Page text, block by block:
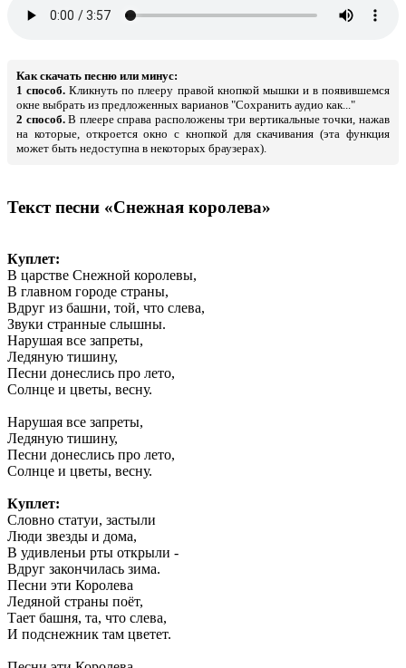
Как скачать песню или минус:
1 способ. Кликнуть по плееру правой кнопкой мышки и в появившемся
окне выбрать из предложенных варианов "Сохранить аудио как..."
2 способ.В плеере справа расположены три вертикальные точки, нажав
на которые, откроется окно с кнопкой для скачивания (эта функция
может быть недоступна в некоторых браузерах).
Текст песни «Снежная королева»
Куплет:
В царстве Снежной королевы,
В главном городе страны,
Вдруг из башни, той, что слева,
Звуки странные слышны.
Нарушая все запреты,
Ледяную тишину,
Песни донеслись про лето,
Солнце и цветы, весну.
Нарушая все запреты,
Ледяную тишину,
Песни донеслись про лето,
Солнце и цветы, весну.
Куплет:
Словно статуи, застыли
Люди звезды и дома,
В удивленьи рты открыли -
Вдруг закончилась зима.
Песни эти Королева
Ледяной страны поёт,
Тает башня, та, что слева,
И подснежник там цветет.